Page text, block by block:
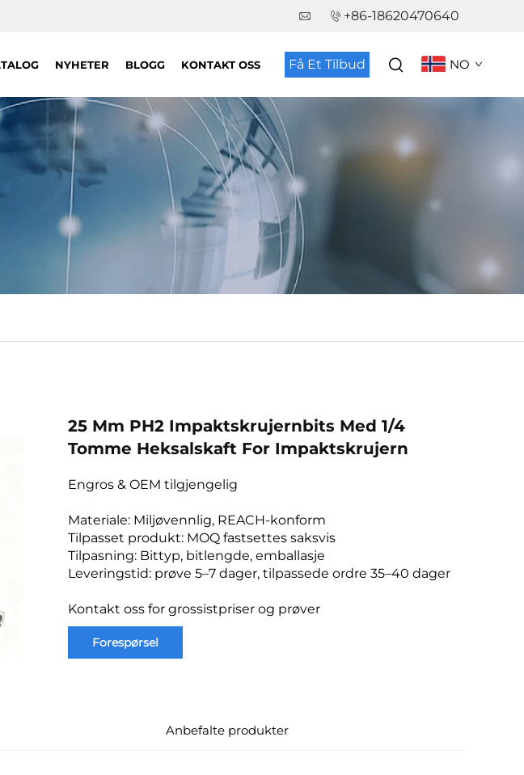
+86-18620470640
NYHETER BLOGG KONTAKT OSS Få Et Tilbud NO
25 Mm PH2 Impaktskrujernbits Med 1/4
Tomme Heksalskaft For Impaktskrujern
Engros & OEM tilgjengelig
Materiale: Miljøvennlig, REACH-konform
Tilpasset produkt: MOQ fastsettes saksvis
Tilpasning: Bittyp, bitlengde, emballasje
Leveringstid: prøve 5–7 dager, tilpassede ordre 35–40 dager
Kontakt oss for grossistpriser og prøver
Forespørsel
Anbefalte produkter